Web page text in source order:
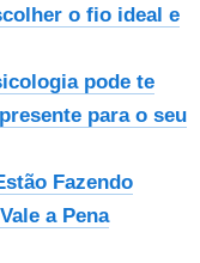
o fio ideal e
pode te
para o seu
Fazendo
a Pena